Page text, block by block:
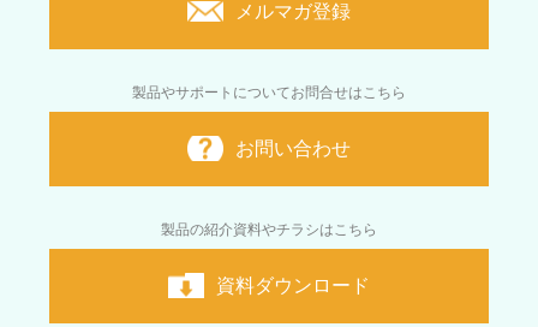
メルマガ登録
製品やサポートについてお問合せはこちら
お問い合わせ
製品の紹介資料やチラシはこちら
資料ダウンロード